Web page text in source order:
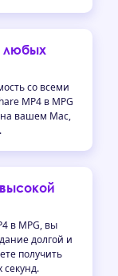
любых
со всеми
MP4 в MPG
вашем Mac,
в MPG, вы
долгой и
получить
секунд.